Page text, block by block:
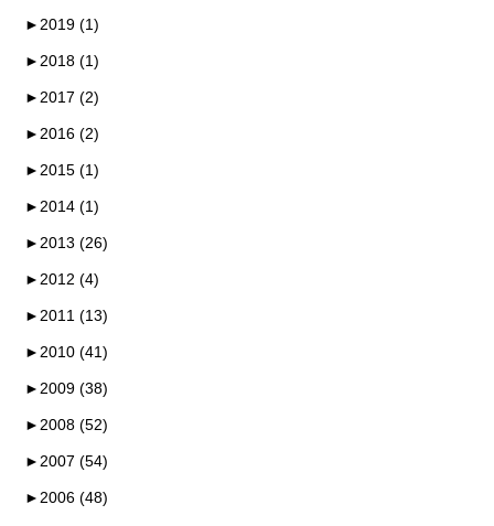
► 2019 (1)
► 2018 (1)
► 2017 (2)
► 2016 (2)
► 2015 (1)
► 2014 (1)
► 2013 (26)
► 2012 (4)
► 2011 (13)
► 2010 (41)
► 2009 (38)
► 2008 (52)
► 2007 (54)
► 2006 (48)